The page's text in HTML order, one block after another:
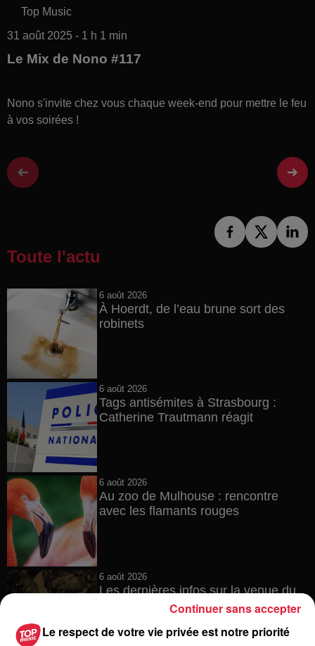
Top Music
31 août 2025 - 1 h 1 min
Le Mix de Nono #117
Nono s'invite chez vous chaque week-end pour mettre le feu
à vos soirées !
Toute l'actu
6 août 2026
À Hoerdt, de l’eau brune sort des
robinets
6 août 2026
Tags antisémites à Strasbourg :
Catherine Trautmann réagit
6 août 2026
Au zoo de Mulhouse : rencontre
avec les flamants rouges
6 août 2026
Les dernières infos sur la venue du
pape à Metz en septembre
Le respect de votre vie privée est notre priorité
Continuer sans accepter